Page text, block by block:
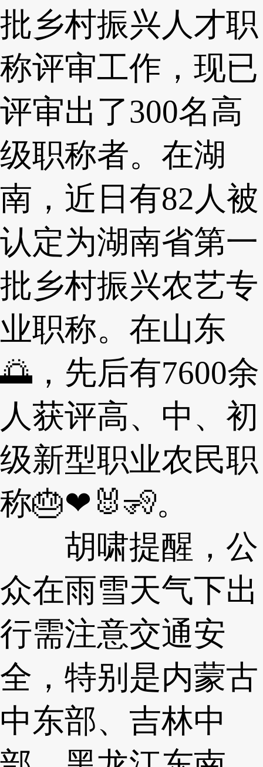
批乡村振兴人才职
称评审工作，现已
评审出了300名高
级职称者。在湖
南，近日有82人被
认定为湖南省第一
批乡村振兴农艺专
业职称。在山东
🌅，先后有7600余
人获评高、中、初
级新型职业农民职
称🎂❤🐰🧏。
胡啸提醒，公
众在雨雪天气下出
行需注意交通安
全，特别是内蒙古
中东部、吉林中